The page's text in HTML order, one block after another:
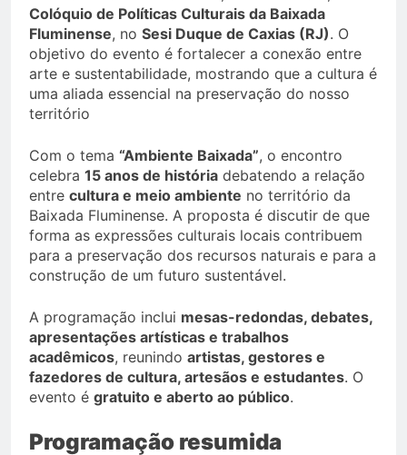
Colóquio de Políticas Culturais da Baixada
Fluminense, no Sesi Duque de Caxias (RJ). O
objetivo do evento é fortalecer a conexão entre
arte e sustentabilidade, mostrando que a cultura é
uma aliada essencial na preservação do nosso
território
Com o tema “Ambiente Baixada”, o encontro
celebra 15 anos de história debatendo a relação
entre cultura e meio ambiente no território da
Baixada Fluminense. A proposta é discutir de que
forma as expressões culturais locais contribuem
para a preservação dos recursos naturais e para a
construção de um futuro sustentável.
A programação inclui mesas-redondas, debates,
apresentações artísticas e trabalhos
acadêmicos, reunindo artistas, gestores e
fazedores de cultura, artesãos e estudantes. O
evento é gratuito e aberto ao público.
Programação resumida